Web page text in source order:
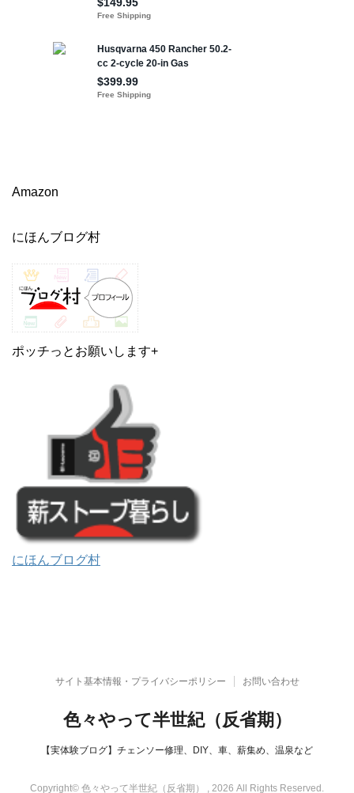
Amazon
にほんブログ村
ポッチっとお願いします+
にほんブログ村
サイト基本情報・プライバシーポリシー お問い合わせ
色々やって半世紀（反省期）
【実体験ブログ】チェンソー修理、DIY、車、薪集め、温泉など
Copyright© 色々やって半世紀（反省期） , 2026 All Rights Reserved.